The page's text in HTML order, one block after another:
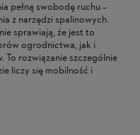
pełną swobodę ruchu –
z narzędzi spalinowych.
sprawiają, że jest to
ogrodnictwa, jak i
rozwiązanie szczególnie
liczy się mobilność i